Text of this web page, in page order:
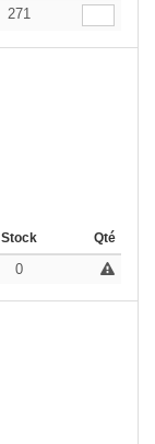
271
Stock Qté
0